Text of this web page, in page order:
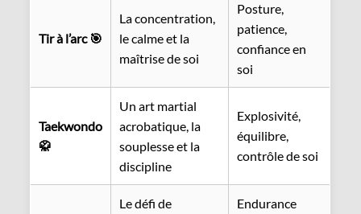
Tir à l’arc 🎯
La concentration,
le calme et la
maîtrise de soi
Posture,
patience,
confiance en
soi
Taekwondo
🥋
Un art martial
acrobatique, la
souplesse et la
discipline
Explosivité,
équilibre,
contrôle de soi
Le défi de
Endurance